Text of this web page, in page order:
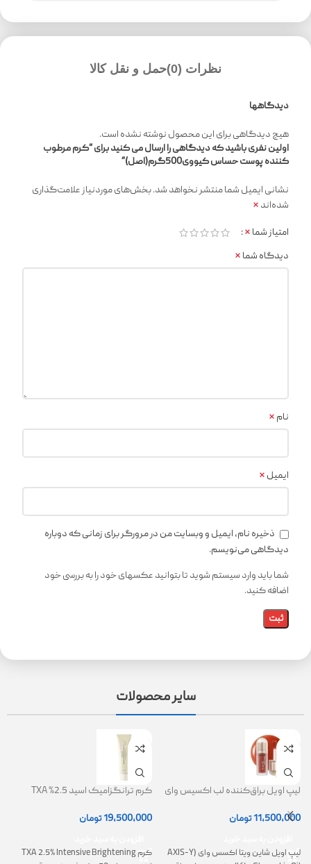
نظرات (0) حمل و نقل کالا
دیدگاهها
هیچ دیدگاهی برای این محصول نوشته نشده است.
اولین نفری باشید که دیدگاهی را ارسال می کنید برای “کرم مرطوب
کننده پوست حساس کیووی500گرم(اصل)”
نشانی ایمیل شما منتشر نخواهد شد.بخش‌های موردنیاز علامت‌گذاری
شده‌اند *
امتیاز شما *
دیدگاه شما *
نام *
ایمیل *
ذخیره نام، ایمیل و وبسایت من در مرورگر برای زمانی که دوباره
دیدگاهی می‌نویسم.
شما باید وارد سیستم شوید تا بتوانید عکسهای خود را به بررسی خود
اضافه کنید.
سایر محصولات
لیپ اویل براق‌کننده لب اکسیس وای
11,500,000تومان
لیپ اویل شاین ویتا اکسس وای (AXIS-Y
کرم ترانگزامیک اسید 2.5% TXA
19,500,000تومان
کرم TXA 2.5% Intensive Brightening